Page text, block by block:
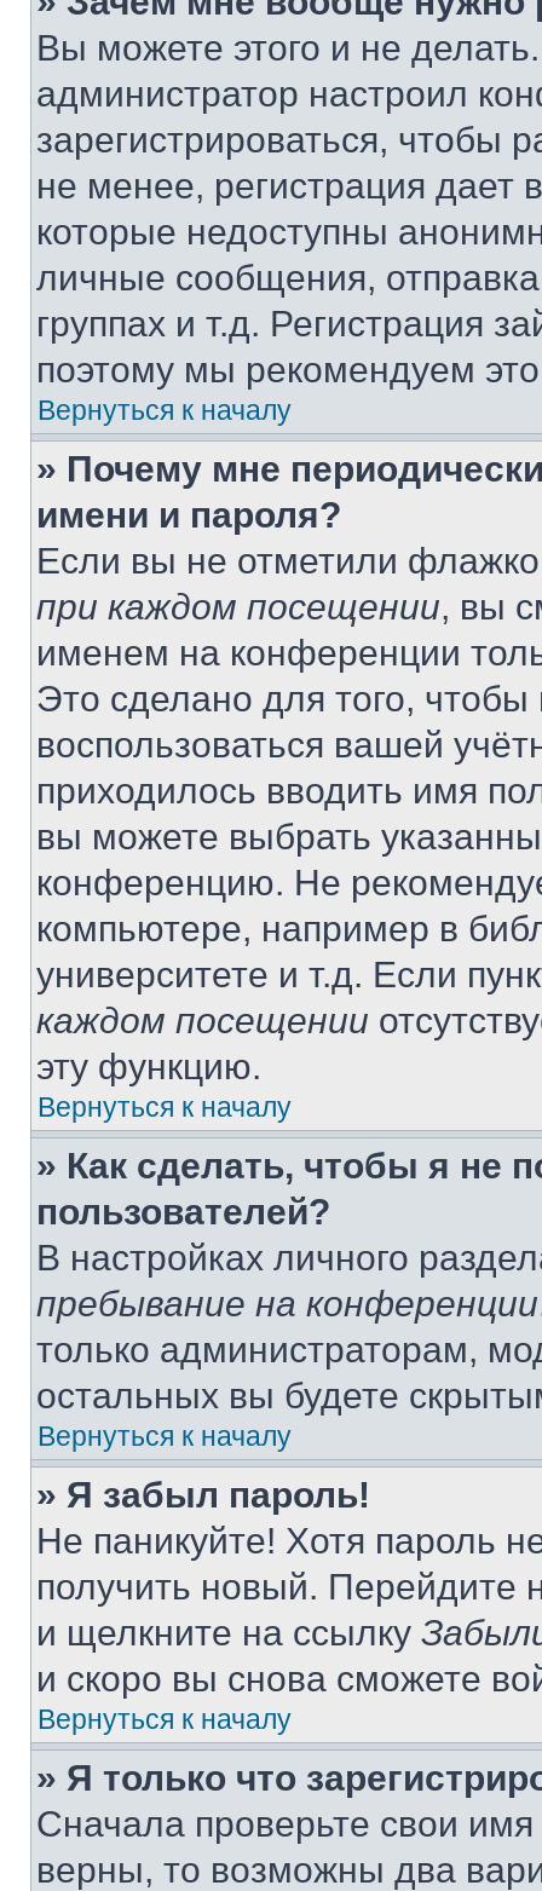
Вы можете этого и не
администратор настроил
зарегистрироваться, чтобы
не менее, регистрация
которые недоступны
личные сообщения,
группах и т.д. Регистрация
поэтому мы рекомендуем
Вернуться к началу
» Почему мне
имени и пароля?
Если вы не отметили
при каждом посещении, вы
именем на конференции
Это сделано для того, чтобы
воспользоваться вашей
приходилось вводить имя
вы можете выбрать
конференцию. Не
компьютере, например в
университете и т.д. Если
каждом посещении
эту функцию.
Вернуться к началу
» Как сделать, чтобы я не
пользователей?
В настройках личного
пребывание на конференции
только администраторам,
остальных вы будете
Вернуться к началу
» Я забыл пароль!
Не паникуйте! Хотя пароль
получить новый. Перейдите
и щелкните на ссылку
и скоро вы снова сможете
Вернуться к началу
» Я только что
Сначала проверьте свои
верны, то возможны два